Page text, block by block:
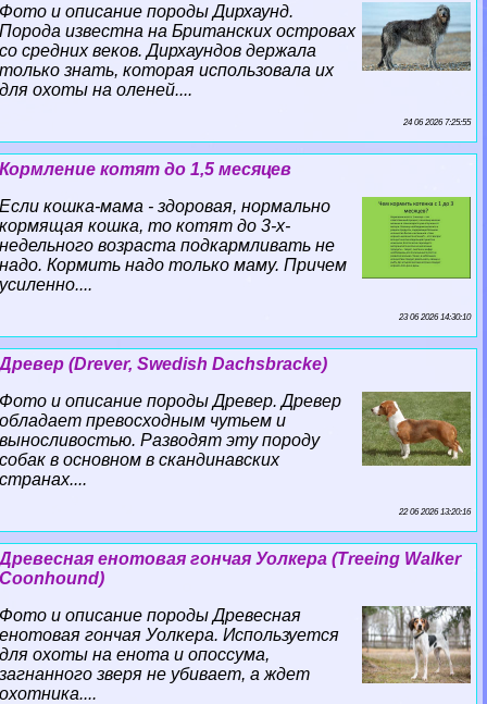
Фото и описание породы Дирхаунд.
Порода известна на Британских островах
со средних веков. Дирхаундов держала
только знать, которая использовала их
для охоты на оленей....
24 06 2026 7:25:55
Кормление котят до 1,5 месяцев
Если кошка-мама - здоровая, нормально
кормящая кошка, то котят до 3-х-
недельного возраста подкармливать не
надо. Кормить надо только маму. Причем
усиленно....
23 06 2026 14:30:10
Древер (Drever, Swedish Dachsbracke)
Фото и описание породы Древер. Древер
обладает превосходным чутьем и
выносливостью. Разводят эту породу
собак в основном в скандинавских
странах....
22 06 2026 13:20:16
Древесная енотовая гончая Уолкера (Treeing Walker
Coonhound)
Фото и описание породы Древесная
енотовая гончая Уолкера. Используется
для охоты на енота и опоссума,
загнанного зверя не убивает, а ждет
охотника....